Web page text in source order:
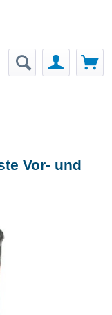
Vor- und